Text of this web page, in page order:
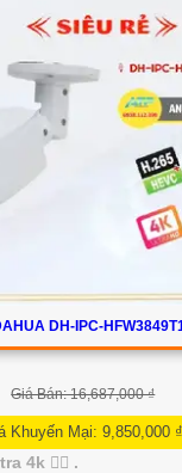
DH-IPC-
Giá Bán: 16,687,000 ₫
Khuyến Mại: 9,850,000 ₫
4k 👍🏾 .